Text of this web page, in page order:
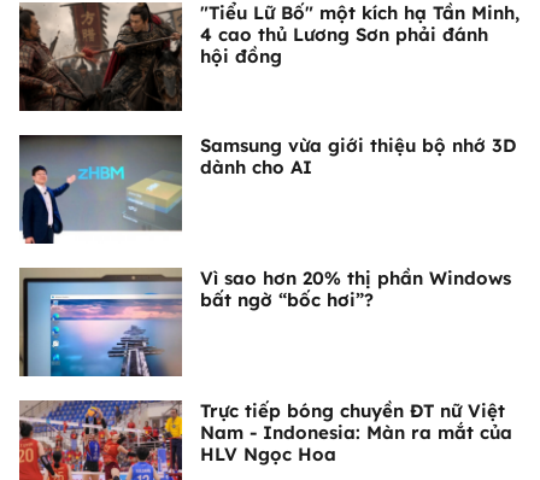
"Tiểu Lữ Bố" một kích hạ Tần Minh,
4 cao thủ Lương Sơn phải đánh
hội đồng
Samsung vừa giới thiệu bộ nhớ 3D
dành cho AI
Vì sao hơn 20% thị phần Windows
bất ngờ “bốc hơi”?
Trực tiếp bóng chuyền ĐT nữ Việt
Nam - Indonesia: Màn ra mắt của
HLV Ngọc Hoa